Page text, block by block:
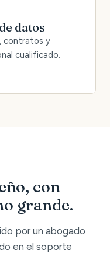
datos
contratos y
cualificado.
con
grande.
por un abogado
en el soporte